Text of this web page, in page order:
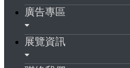
廣告專區
展覽資訊